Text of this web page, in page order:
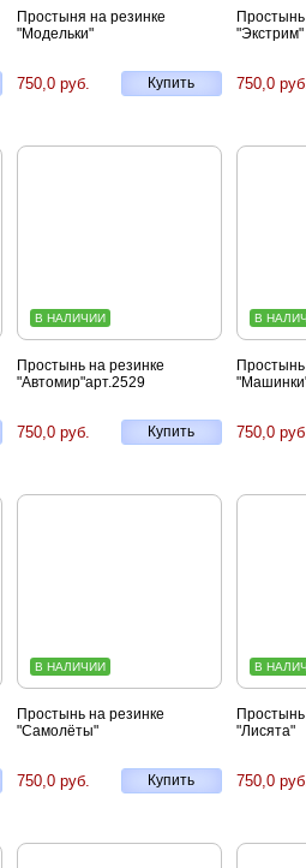
Простыня на резинке
"Модельки"
Купить
750,0 руб.
"Экстрим"
750,0
В НАЛИЧИИ
Простынь на резинке
"Автомир"арт.2529
Купить
750,0 руб.
В
750,0
В НАЛИЧИИ
Простынь на резинке
"Самолёты"
Купить
750,0 руб.
В
"Лисята"
750,0